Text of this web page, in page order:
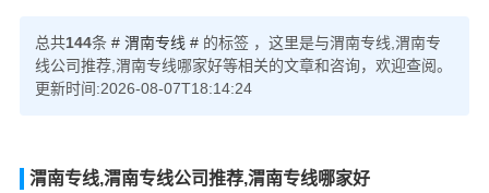
总共144条 # 渭南专线 #的标签 ，这里是与渭南专线,渭南专
线公司推荐,渭南专线哪家好等相关的文章和咨询，欢迎查阅。
更新时间:2026-08-07T18:14:24
渭南专线,渭南专线公司推荐,渭南专线哪家好